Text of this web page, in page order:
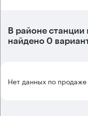
В районе станции
найдено 0
Нет данных по